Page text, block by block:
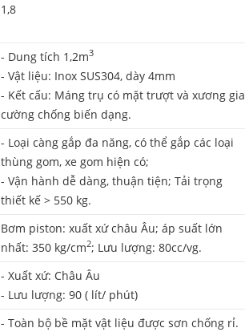
1,8
- Dung tích 1,2m3
- Vật liệu: Inox SUS304, dày 4mm
- Kết cấu: Máng trụ có mặt trượt và xương gia
cường chống biến dạng.
- Loại càng gắp đa năng, có thể gắp các loại
thùng gom, xe gom hiện có;
- Vận hành dễ dàng, thuận tiện; Tải trọng
thiết kế > 550 kg.
Bơm piston: xuất xứ châu Âu; áp suất lớn
nhất: 350 kg/cm2; Lưu lượng: 80cc/vg.
- Xuất xứ: Châu Âu
- Lưu lượng: 90 ( lít/ phút)
- Toàn bộ bề mặt vật liệu được sơn chống rỉ.